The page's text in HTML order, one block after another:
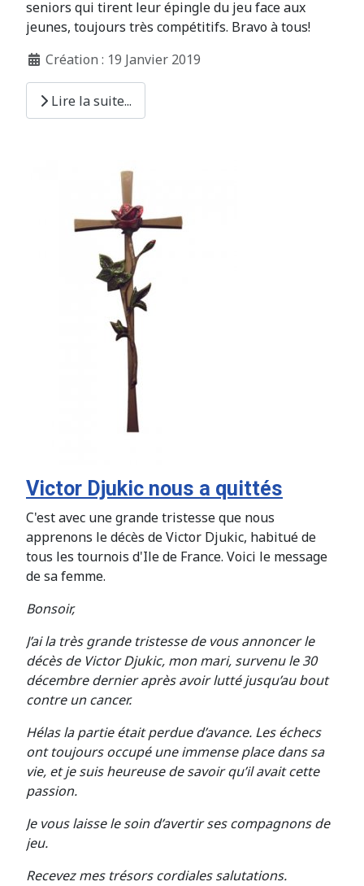
seniors qui tirent leur épingle du jeu face aux
jeunes, toujours très compétitifs. Bravo à tous!
Création : 19 Janvier 2019
Lire la suite...
Victor Djukic nous a quittés
C'est avec une grande tristesse que nous
apprenons le décès de Victor Djukic, habitué de
tous les tournois d'Ile de France. Voici le message
de sa femme.
Bonsoir,
J’ai la très grande tristesse de vous annoncer le
décès de Victor Djukic, mon mari, survenu le 30
décembre dernier après avoir lutté jusqu’au bout
contre un cancer.
Hélas la partie était perdue d’avance. Les échecs
ont toujours occupé une immense place dans sa
vie, et je suis heureuse de savoir qu’il avait cette
passion.
Je vous laisse le soin d’avertir ses compagnons de
jeu.
Recevez mes trésors cordiales salutations.